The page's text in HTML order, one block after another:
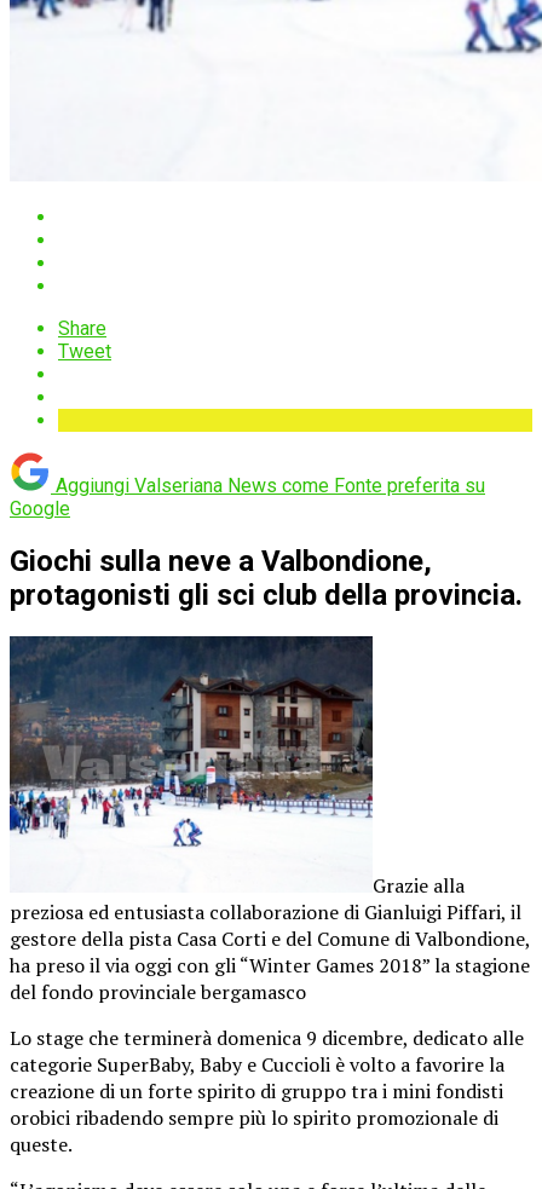
Share
Tweet
Aggiungi Valseriana News come Fonte preferita su
Google
Giochi sulla neve a Valbondione,
protagonisti gli sci club della provincia.
Grazie alla
preziosa ed entusiasta collaborazione di Gianluigi Piffari, il
gestore della pista Casa Corti e del Comune di Valbondione,
ha preso il via oggi con gli “Winter Games 2018” la stagione
del fondo provinciale bergamasco
Lo stage che terminerà domenica 9 dicembre, dedicato alle
categorie SuperBaby, Baby e Cuccioli è volto a favorire la
creazione di un forte spirito di gruppo tra i mini fondisti
orobici ribadendo sempre più lo spirito promozionale di
queste.